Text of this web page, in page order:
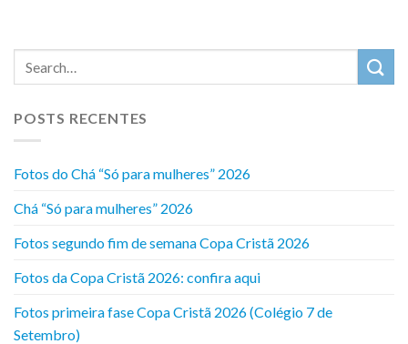
POSTS RECENTES
Fotos do Chá “Só para mulheres” 2026
Chá “Só para mulheres” 2026
Fotos segundo fim de semana Copa Cristã 2026
Fotos da Copa Cristã 2026: confira aqui
Fotos primeira fase Copa Cristã 2026 (Colégio 7 de
Setembro)